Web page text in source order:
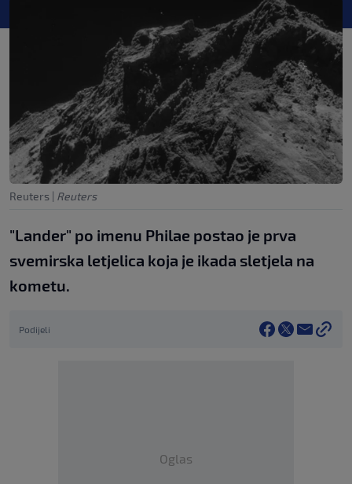
Reuters | Reuters
"Lander" po imenu Philae postao je prva
svemirska letjelica koja je ikada sletjela na
kometu.
Podijeli
Oglas